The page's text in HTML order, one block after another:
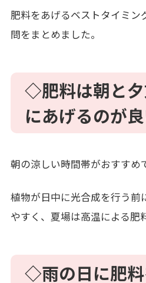
肥料をあげるベストタイミン
問をまとめました。
◇肥料は朝と
にあげるのが
朝の涼しい時間帯がおすすめ
植物が日中に光合成を行う前
やすく、夏場は高温による肥
◇雨の日に肥